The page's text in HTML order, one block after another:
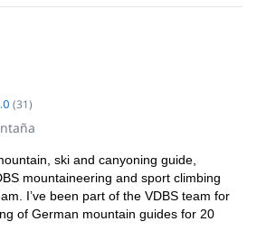
(31)
ski and canyoning guide,
mountaineering and sport climbing
I’ve been part of the VDBS team for
of German mountain guides for 20